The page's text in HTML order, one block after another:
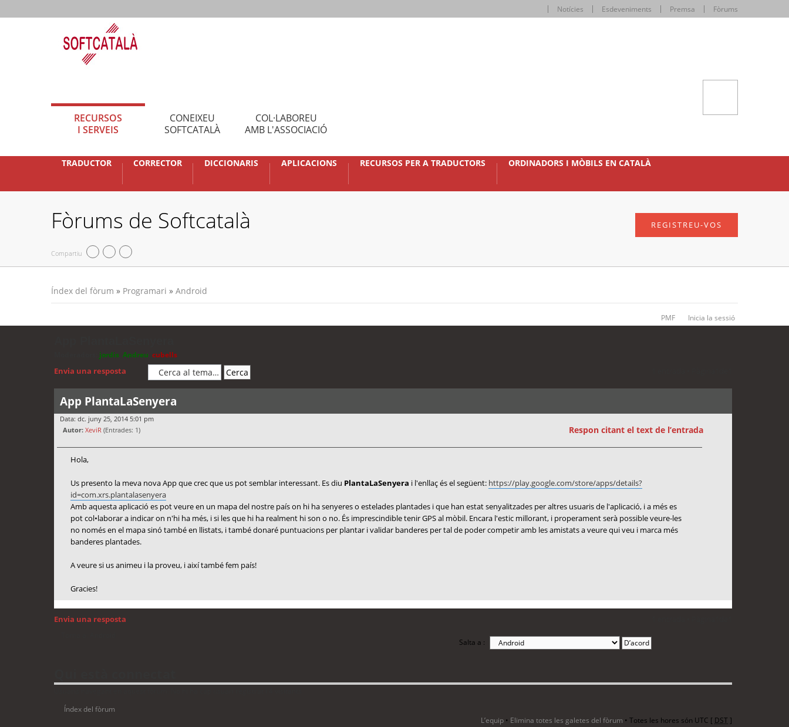
Notícies Esdeveniments Premsa Fòrums
RECURSOS
I SERVEIS
CONEIXEU
SOFTCATALÀ
COL·LABOREU
AMB L'ASSOCIACIÓ
TRADUCTOR CORRECTOR DICCIONARIS APLICACIONS RECURSOS PER A TRADUCTORS ORDINADORS I MÒBILS EN CATALÀ
Fòrums de Softcatalà
Compartiu
REGISTREU-VOS
Índex del fòrum » Programari » Android
PMF Inicia la sessió
jordis Andreu cubells
Envia una resposta
App PlantaLaSenyera
Data: dc. juny 25, 2014 5:01 pm
Autor: XeviR (Entrades: 1) Respon citant el text de l’entrada
Hola,
Us presento la meva nova App que crec que us pot semblar interessant. Es diu PlantaLaSenyera i l'enllaç és el següent: https://play.google.com/store/apps/details?
id=com.xrs.plantalasenyera
Amb aquesta aplicació es pot veure en un mapa del nostre país on hi ha senyeres o estelades plantades i que han estat senyalitzades per altres usuaris de l'aplicació, i a més es
pot col•laborar a indicar on n'hi ha més, i si les que hi ha realment hi son o no. És imprescindible tenir GPS al mòbil. Encara l'estic millorant, i properament serà possible veure-les
no només en el mapa sinó també en llistats, i també donaré puntuacions per plantar i validar banderes per tal de poder competir amb les amistats a veure qui veu i marca més
banderes plantades.
A veure si us animeu i la proveu, i així també fem país!
Gracies!
Envia una resposta
Salta a :
Índex del fòrum
L’equip • Elimina totes les galetes del fòrum • Totes les hores són UTC [ DST]